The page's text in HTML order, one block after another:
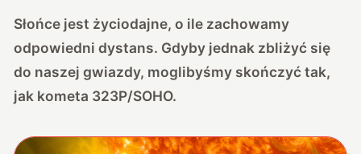
Słońce jest życiodajne, o ile zachowamy
odpowiedni dystans. Gdyby jednak zbliżyć się
do naszej gwiazdy, moglibyśmy skończyć tak,
jak kometa 323P/SOHO.